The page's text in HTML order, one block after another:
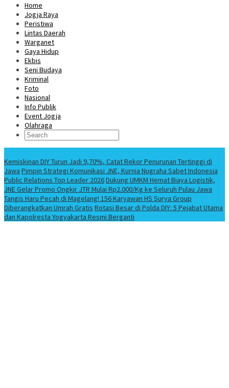
Home
Jogja Raya
Peristiwa
Lintas Daerah
Warganet
Gaya Hidup
Ekbis
Seni Budaya
Kriminal
Foto
Nasional
Info Publik
Event Jogja
Olahraga
Kemiskinan DIY Turun Jadi 9,70%, Catat Rekor Penurunan Tertinggi di
Jawa Pimpin Strategi Komunikasi JNE, Kurnia Nugraha Sabet Indonesia
Public Relations Top Leader 2026Dukung UMKM Hemat Biaya Logistik,
JNE Gelar Promo Ongkir JTR Mulai Rp2.000/Kg ke Seluruh Pulau Jawa
Tangis Haru Pecah di Magelang! 156 Karyawan HS Surya Group
Diberangkatkan Umrah Gratis Rotasi Besar di Polda DIY: 5 Pejabat Utama
dan Kapolresta Yogyakarta Resmi Berganti